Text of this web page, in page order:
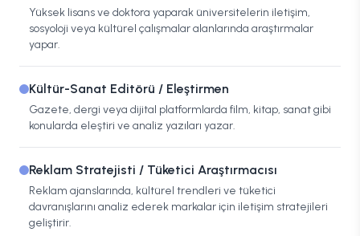
Yüksek lisans ve doktora yaparak üniversitelerin iletişim,
sosyoloji veya kültürel çalışmalar alanlarında araştırmalar
yapar.
Kültür-Sanat Editörü / Eleştirmen
Gazete, dergi veya dijital platformlarda film, kitap, sanat gibi
konularda eleştiri ve analiz yazıları yazar.
Reklam Stratejisti / Tüketici Araştırmacısı
Reklam ajanslarında, kültürel trendleri ve tüketici
davranışlarını analiz ederek markalar için iletişim stratejileri
geliştirir.